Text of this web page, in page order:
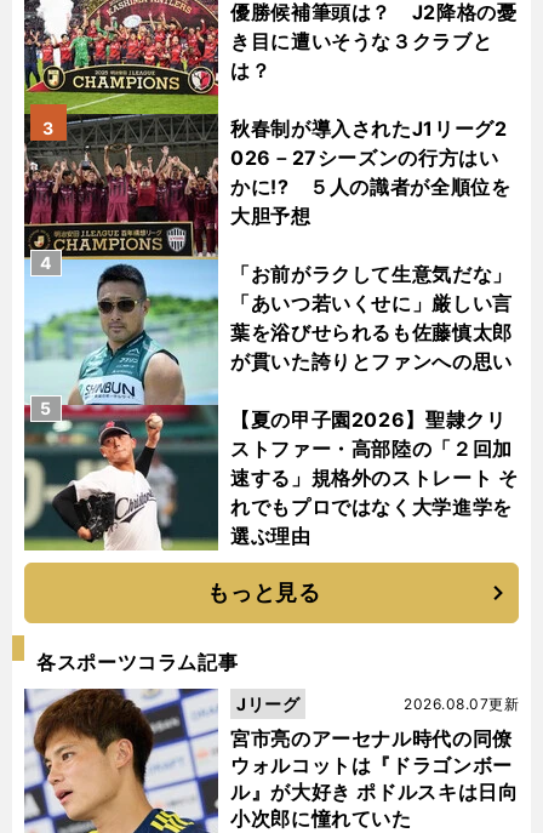
優勝候補筆頭は？ J2降格の憂
き目に遭いそうな３クラブと
は？
秋春制が導入されたJ1リーグ2
026－27シーズンの行方はい
かに!? ５人の識者が全順位を
大胆予想
3
「お前がラクして生意気だな」
「あいつ若いくせに」厳しい言
葉を浴びせられるも佐藤慎太郎
が貫いた誇りとファンへの思い
4
【夏の甲子園2026】聖隷クリ
ストファー・高部陸の「２回加
速する」規格外のストレート そ
れでもプロではなく大学進学を
選ぶ理由
5
もっと見る
各スポーツコラム記事
宮市亮のアーセナル時代の同僚
ウォルコットは『ドラゴンボー
ル』が大好き ポドルスキは日向
小次郎に憧れていた
2026.08.07更新
Jリーグ